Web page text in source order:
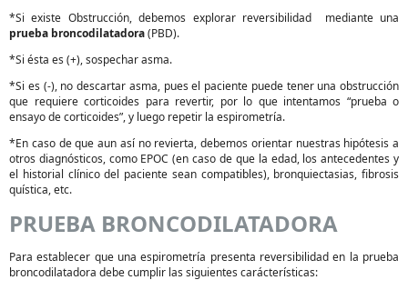
*Si existe Obstrucción, debemos explorar reversibilidad mediante una
prueba broncodilatadora(PBD).
*Si ésta es (+), sospechar asma.
*Si es (-), no descartar asma, pues el paciente puede tener una obstrucción
que requiere corticoides para revertir, por lo que intentamos “prueba o
ensayo de corticoides”, y luego repetir la espirometría.
*En caso de que aun así no revierta, debemos orientar nuestras hipótesis a
otros diagnósticos, como EPOC (en caso de que la edad, los antecedentes y
el historial clínico del paciente sean compatibles), bronquiectasias, fibrosis
quística, etc.
PRUEBA BRONCODILATADORA
Para establecer que una espirometría presenta reversibilidad en la prueba
broncodilatadora debe cumplir las siguientes carácterísticas: